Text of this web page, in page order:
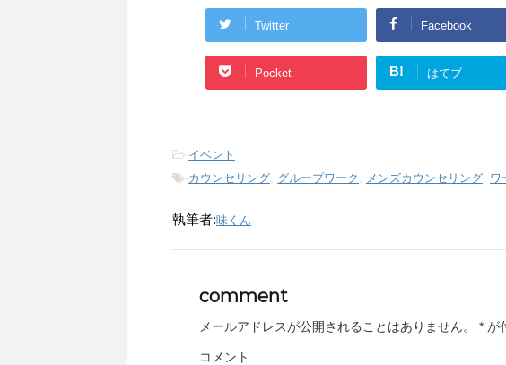
Twitter Facebook
Pocket B! はてブ
-イベント
-カウンセリング, グループワーク , メンズカウンセリング, ワ
執筆者:味くん
comment
メールアドレスが公開されることはありません。 * が
コメント